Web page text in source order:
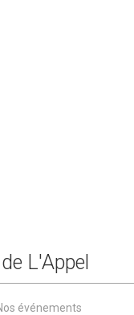
L'Appel
événements